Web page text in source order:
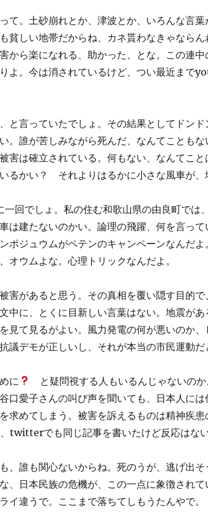
て。土砂崩れとか、津波とか、いろんな言
貧しい地帯だからね、カネ貰わなきゃなら
から楽になれる、助かった、とな。この連
よ。今は消されているけど、つい最近まで
と言っていたでしょ。その結果としてドン
。誰が苦しみながら死んだ、なんてこともな
害は確立されている。何もない、なんてこ
るかい？ それよりはるかに小さな風車が、
回でしょ。私の住む和歌山県の由良町では
は建たないのかい。論理の飛躍、何を言って
ポジュウムがペテンのキャンペーンなんだ
オウムよな。心理トリックなんだよ。
害があると思う。その真相を覆い隠す目的
中に、とくに目新しい言葉はない。地震が
見て見るがよい。風力発電の何が悪いのか
議デモが正しいし、それが本当の市民運動だ
に
と疑問視する人もいるんじゃないの
口愛子さんの叫び声を聞いても、日本人に
求めてしまう。被害を訴えるものは精神疾
twitterでも同じ記事を書いたけど反応はない
、誰も関心ないからね。死のうが、逃げ出
、日本民族の危機が、この一点に象徴され
イ違うで。ここまで落ちてしもうたんやで。